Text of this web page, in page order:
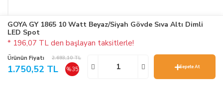
GOYA GY 1865 10 Watt Beyaz/Siyah Gövde Sıva Altı Dimli
LED Spot
* 196,07 TL den başlayan taksitlerle!
Ürünün Fiyatı 2.693,10 TL
1.750,52 TL %35 Sepete At